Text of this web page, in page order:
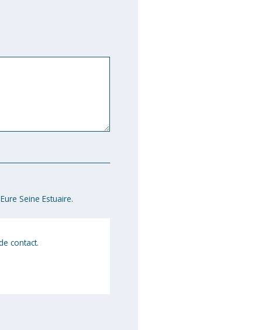
Seine Estuaire.
contact.